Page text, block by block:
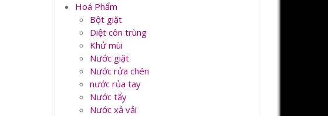
Hoá Phẩm
Bột giặt
Diệt côn trùng
Khử mùi
Nước giặt
Nước rửa chén
nước rủa tay
Nước tẩy
Nước xả vải